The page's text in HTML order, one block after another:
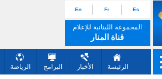
Es
Fr
En
المجموعة اللبنانية للإعلام
قناة المنار
الرئيسة الأخبار البرامج الرياضة